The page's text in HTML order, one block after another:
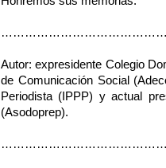
Autor: expresidente Colegio
de Comunicación Social
Periodista (IPPP) y actual
(Asodoprep).